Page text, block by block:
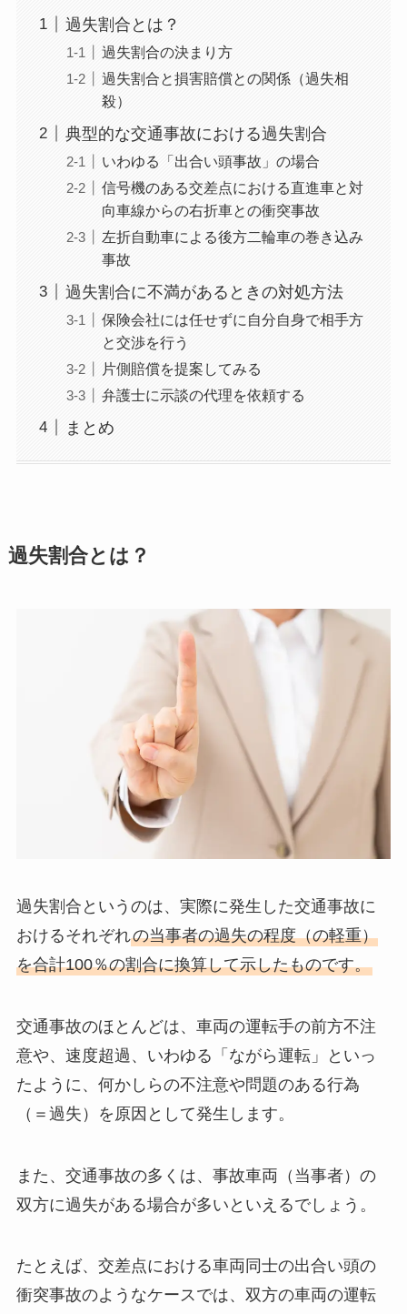
過失割合とは？
過失割合の決まり方
過失割合と損害賠償との関係（過失相
殺）
典型的な交通事故における過失割合
いわゆる「出合い頭事故」の場合
信号機のある交差点における直進車と対
向車線からの右折車との衝突事故
左折自動車による後方二輪車の巻き込み
事故
過失割合に不満があるときの対処方法
保険会社には任せずに自分自身で相手方
と交渉を行う
片側賠償を提案してみる
弁護士に示談の代理を依頼する
まとめ
過失割合とは？
過失割合というのは、実際に発生した交通事故に
おけるそれぞれの当事者の過失の程度（の軽重）
を合計100％の割合に換算して示したものです。
交通事故のほとんどは、車両の運転手の前方不注
意や、速度超過、いわゆる「ながら運転」といっ
たように、何かしらの不注意や問題のある行為
（＝過失）を原因として発生します。
また、交通事故の多くは、事故車両（当事者）の
双方に過失がある場合が多いといえるでしょう。
たとえば、交差点における車両同士の出合い頭の
衝突事故のようなケースでは、双方の車両の運転